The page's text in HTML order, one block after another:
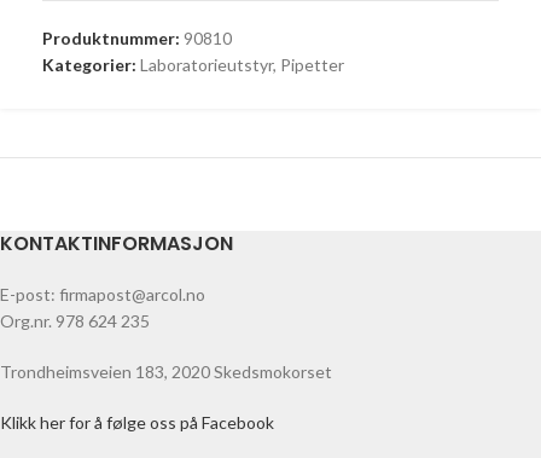
Produktnummer: 90810
Kategorier: Laboratorieutstyr, Pipetter
KONTAKTINFORMASJON
E-post: firmapost@arcol.no
Org.nr. 978 624 235
Trondheimsveien 183, 2020 Skedsmokorset
Klikk her for å følge oss på Facebook